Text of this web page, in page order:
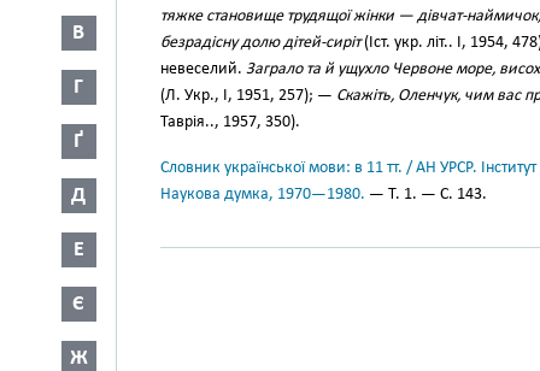
В
Г
Ґ
Д
Е
Є
Ж
тяжке становище трудящої жінки — дівчат-наймичок,
безрадісну долю дітей-сиріт(Іст. укр. літ.. І, 1954,
невеселий. Заграло та й ущухло Червоне море,
(Л. Укр., І, 1951, 257); — Скажіть, Оленчук, чим вас
Таврія.., 1957, 350).
Словник української мови: в 11 тт. / АН УРСР.
Наукова думка, 1970—1980. — Т. 1. — С. 143.